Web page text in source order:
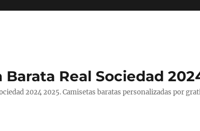
Barata Real Sociedad
2024 2025. Camisetas baratas personalizadas por